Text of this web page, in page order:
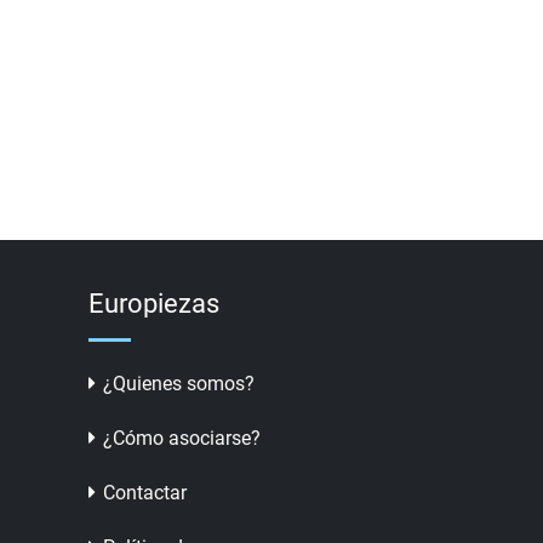
Europiezas
¿Quienes somos?
¿Cómo asociarse?
Contactar